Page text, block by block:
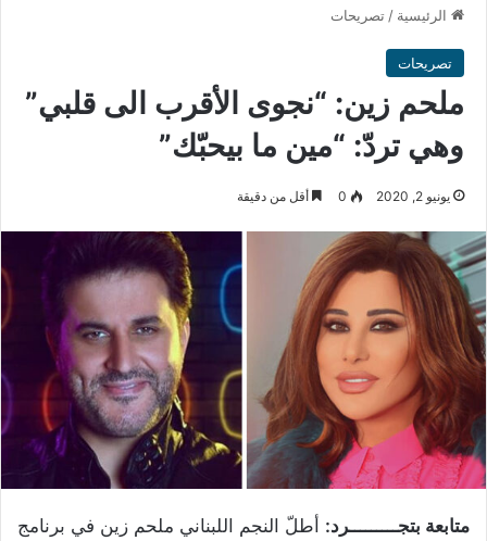
الرئيسية / تصريحات
تصريحات
ملحم زين: “نجوى الأقرب الى قلبي”
وهي تردّ: “مين ما بيحبّك”
يونيو 2, 2020 0 أقل من دقيقة
متابعة بتجـــــــــرد: أطلّ النجم اللبناني ملحم زين في برنامج